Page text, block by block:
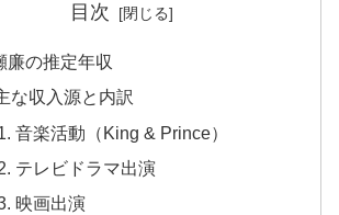
目次
廉の推定年収
な収入源と内訳
音楽活動（King & Prince）
テレビドラマ出演
映画出演